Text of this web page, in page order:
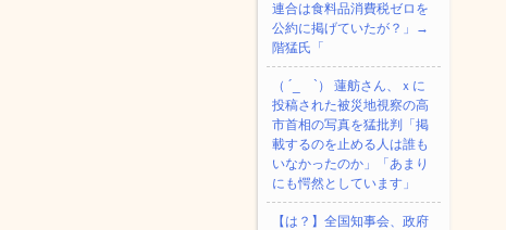
連合は食料品消費税ゼロを
公約に掲げていたが？」→
階猛氏「
（ ´_ゝ`） 蓮舫さん、ｘに
投稿された被災地視察の高
市首相の写真を猛批判「掲
載するのを止める人は誰も
いなかったのか」「あまり
にも愕然としています」
【は？】全国知事会、政府